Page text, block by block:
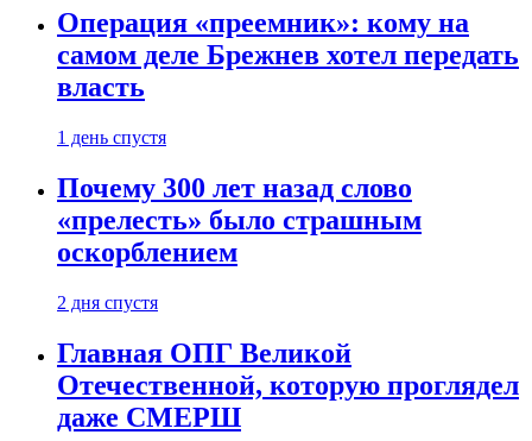
Операция «преемник»: кому на
самом деле Брежнев хотел передать
власть
1 день спустя
Почему 300 лет назад слово
«прелесть» было страшным
оскорблением
2 дня спустя
Главная ОПГ Великой
Отечественной, которую проглядел
даже СМЕРШ